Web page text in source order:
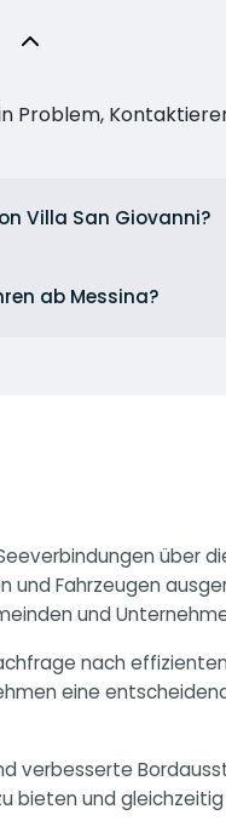
Problem,
Villa San Giovanni?
ab Messina?
über
und Fahrzeugen
und
nach
eine
verbesserte
bieten und